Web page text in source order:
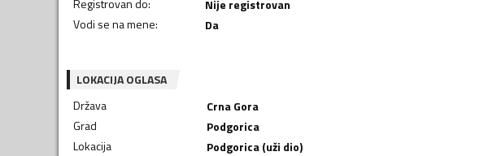
Nije registrovan
Vodi se na mene: Da
LOKACIJA OGLASA
Država
Crna Gora
Grad
Podgorica
Lokacija
Podgorica (uži dio)